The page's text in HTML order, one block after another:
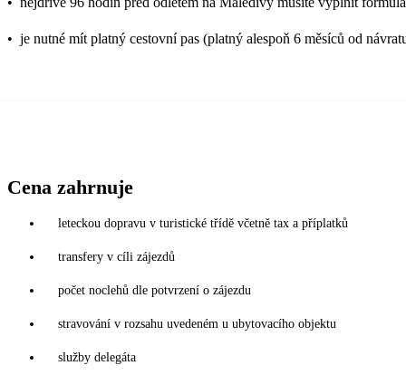
• je nutné mít platný cestovní pas (platný alespoň 6 měsíců od
Cena zahrnuje
leteckou dopravu v turistické třídě včetně tax a příplatků
transfery v cíli zájezdů
počet noclehů dle potvrzení o zájezdu
stravování v rozsahu uvedeném u ubytovacího objektu
služby delegáta